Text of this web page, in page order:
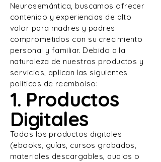
Neurosemántica, buscamos ofrecer
contenido y experiencias de alto
valor para madres y padres
comprometidos con su crecimiento
personal y familiar. Debido a la
naturaleza de nuestros productos y
servicios, aplican las siguientes
políticas de reembolso:
1. Productos
Digitales
Todos los productos digitales
(ebooks, guías, cursos grabados,
materiales descargables, audios o